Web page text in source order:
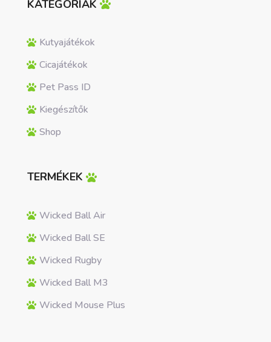
KATEGÓRIÁK
Kutyajátékok
Cicajátékok
Pet Pass ID
Kiegészítők
Shop
TERMÉKEK
Wicked Ball Air
Wicked Ball SE
Wicked Rugby
Wicked Ball M3
Wicked Mouse Plus